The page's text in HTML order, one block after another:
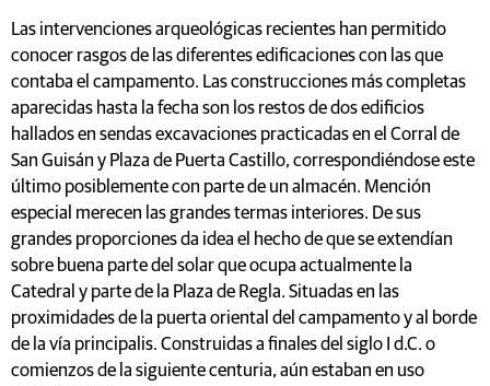
Las intervenciones arqueológicas recientes han permitido
conocer rasgos de las diferentes edificaciones con las que
contaba el campamento. Las construcciones más completas
aparecidas hasta la fecha son los restos de dos edificios
hallados en sendas excavaciones practicadas en el Corral de
San Guisán y Plaza de Puerta Castillo, correspondiéndose este
último posiblemente con parte de un almacén. Mención
especial merecen las grandes termas interiores. De sus
grandes proporciones da idea el hecho de que se extendían
sobre buena parte del solar que ocupa actualmente la
Catedral y parte de la Plaza de Regla. Situadas en las
proximidades de la puerta oriental del campamento y al borde
de la vía principalis. Construidas a finales del siglo I d.C. o
comienzos de la siguiente centuria, aún estaban en uso